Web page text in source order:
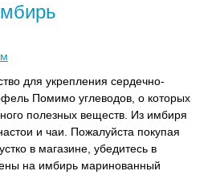
для укрепления сердечно-
Помимо углеводов, о которых
полезных веществ. Из имбиря
и чаи. Пожалуйста покупая
в магазине, убедитесь в
на имбирь маринованный